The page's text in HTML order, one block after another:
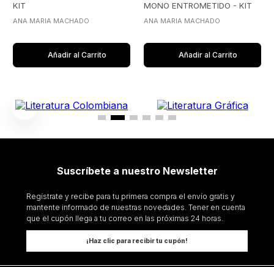
KIT
ANA MARIA MACHADO
Añadir al Carrito
MONO ENTROMETIDO - KIT
ANA MARIA MACHADO
Añadir al Carrito
Suscríbete a nuestro Newsletter
Regístrate y recibe para tu primera compra el envío gratis y
mantente informado de nuestras novedades. Tener en cuenta
que el cupón llega a tu correo en las próximas 24 horas.
¡Haz clic para recibir tu cupón!